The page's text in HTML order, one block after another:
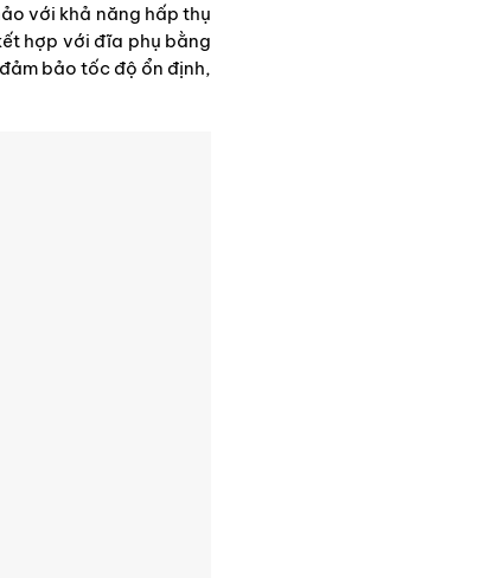
với khả năng hấp thụ
hợp với đĩa phụ bằng
bảo tốc độ ổn định,